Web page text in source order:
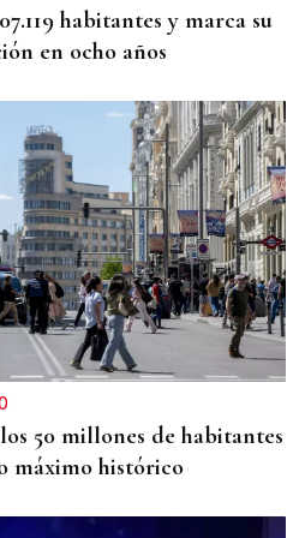
habitantes y marca su
en ocho años
50 millones de habitantes
máximo histórico